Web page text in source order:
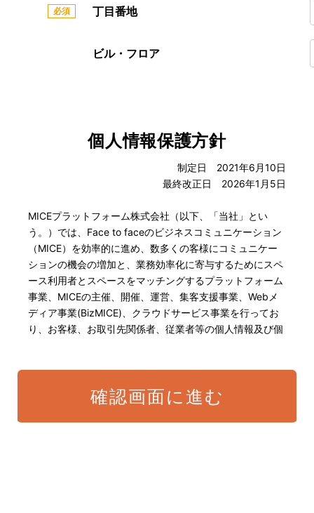
丁目番地
ビル・フロア
個人情報保護方針
制定日 2021年6月10日
最終改正日 2026年1月5日
MICEプラットフォーム株式会社（以下、「当社」とい
う。）では、Face to faceのビジネスコミュニケーション
（MICE）を効率的に進め、数多くの客様にコミュニケー
ションの機会の増加と、業務効率化に寄与するためにスペ
ース利用者とスペースをマッチングするプラットフォーム
事業、MICEの主催、開催、運営、集客支援事業、Webメ
ディア事業(BizMICE)、クラウドサービス事業を行ってお
り、お客様、お取引先関係者、従業者等の個人情報及び個
保護、個人情報に関する法規制等を遵守致します。 また、
以下に示す方針を具現化するための個人情報保護マネジメ
ントシステムを構築し、最新のIT技術の動向、社会的要請
確認画面に進む